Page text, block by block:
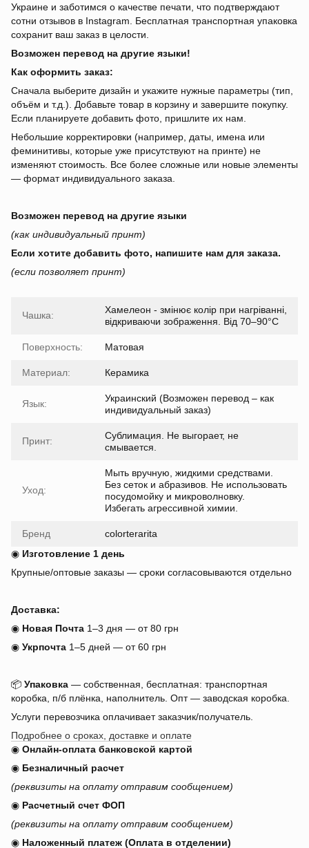
Украине и заботимся о качестве печати, что подтверждают
сотни отзывов в Instagram. Бесплатная транспортная упаковка
сохранит ваш заказ в целости.
Возможен перевод на другие языки!
Как оформить заказ:
Сначала выберите дизайн и укажите нужные параметры (тип,
объём и т.д.). Добавьте товар в корзину и завершите покупку.
Если планируете добавить фото, пришлите их нам.
Небольшие корректировки (например, даты, имена или
феминитивы, которые уже присутствуют на принте) не
изменяют стоимость. Все более сложные или новые элементы
— формат индивидуального заказа.
Возможен перевод на другие языки
(как индивидуальный принт)
Если хотите добавить фото, напишите нам для заказа.
(если позволяет принт)
Чашка:
Хамелеон - змінює колір при нагріванні,
відкриваючи зображення. Від 70–90°C
Поверхность: Матовая
Материал: Керамика
Язык:
Украинский (Возможен перевод – как
индивидуальный заказ)
Принт:
Сублимация. Не выгорает, не
смывается.
Уход:
Мыть вручную, жидкими средствами.
Без сеток и абразивов. Не использовать
посудомойку и микроволновку.
Избегать агрессивной химии.
Бренд
colorterarita
◉ Изготовление 1 день
Крупные/оптовые заказы — сроки согласовываются отдельно
Доставка:
◉ Новая Почта 1–3 дня — от 80 грн
◉ Укрпочта 1–5 дней — от 60 грн
📦 Упаковка — собственная, бесплатная: транспортная
коробка, п/б плёнка, наполнитель. Опт — заводская коробка.
Услуги перевозчика оплачивает заказчик/получатель.
Подробнее о сроках, доставке и оплате
◉ Онлайн-оплата банковской картой
◉ Безналичный расчет
(реквизиты на оплату отправим сообщением)
◉ Расчетный счет ФОП
(реквизиты на оплату отправим сообщением)
◉ Наложенный платеж (Оплата в отделении)